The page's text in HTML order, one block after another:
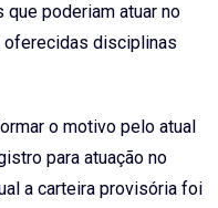
poderiam atuar no
oferecidas disciplinas
o motivo pelo atual
para atuação no
a carteira provisória foi